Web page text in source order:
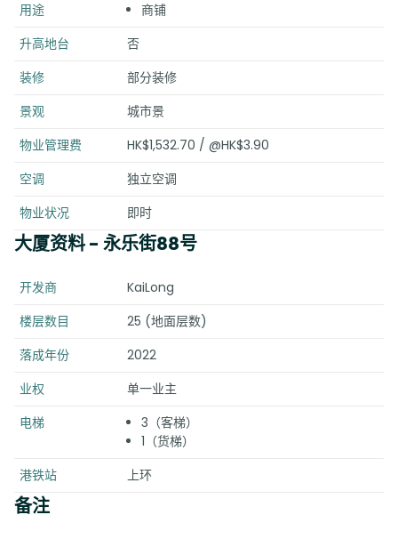
用途
商铺
升高地台
否
装修
部分装修
景观
城市景
物业管理费
HK$1,532.70 / @HK$3.90
空调
独立空调
物业状况
即时
大厦资料- 永乐街88号
开发商
KaiLong
楼层数目
25 (地面层数)
落成年份
2022
业权
单一业主
电梯
3（客梯）
1（货梯）
港铁站
上环
备注